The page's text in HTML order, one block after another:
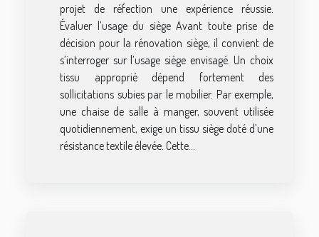
projet de réfection une expérience réussie.
Évaluer l’usage du siège Avant toute prise de
décision pour la rénovation siège, il convient de
s’interroger sur l’usage siège envisagé. Un choix
tissu approprié dépend fortement des
sollicitations subies par le mobilier. Par exemple,
une chaise de salle à manger, souvent utilisée
quotidiennement, exige un tissu siège doté d’une
résistance textile élevée. Cette...